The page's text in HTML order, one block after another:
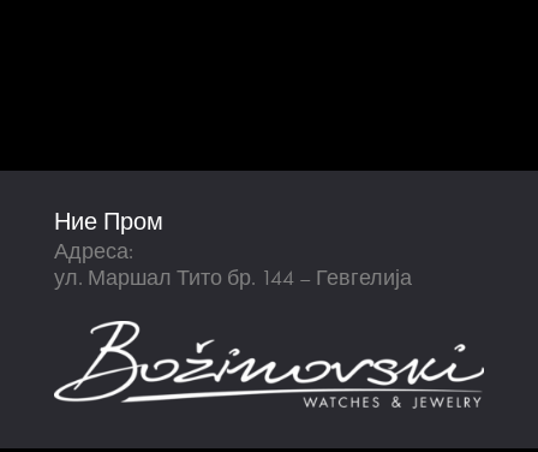
Ние Пром
Адреса:
ул. Маршал Тито бр. 144 – Гевгелија